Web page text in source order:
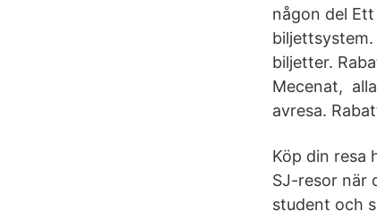
någon del
biljetter.
Mecenat,
avresa.
Köp din resa
SJ-resor när
student och